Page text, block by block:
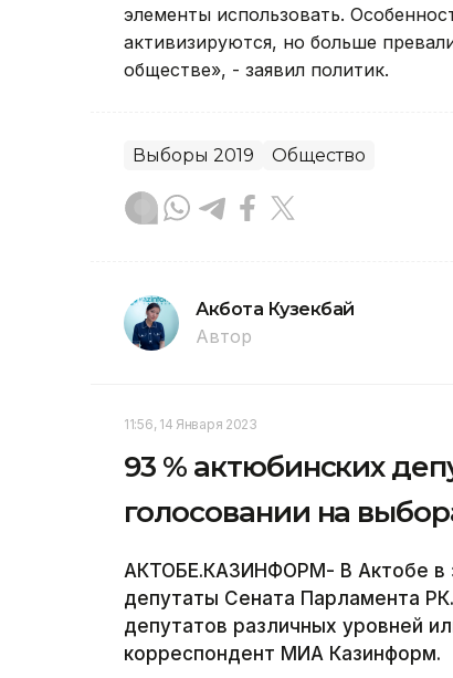
элементы использовать.
активизируются, но больше
обществе», - заявил политик.
Выборы 2019 Общество
Акбота Кузекбай
Автор
11:56, 14 Января 2023
93 % актюбинских
голосовании на
АКТОБЕ.КАЗИНФОРМ- В Актобе в
депутаты Сената Парламента
депутатов различных уровней
корреспондент МИА Казинформ.